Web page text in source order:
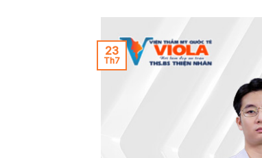
23
Th7